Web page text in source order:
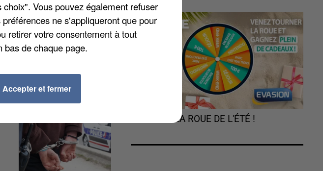
TOURNEZ LA ROUE DE L'ÉTÉ !
Vous pouvez également refuser
ne s'appliqueront que pour
retirer votre consentement à tout
de chaque page.
Accepter et fermer